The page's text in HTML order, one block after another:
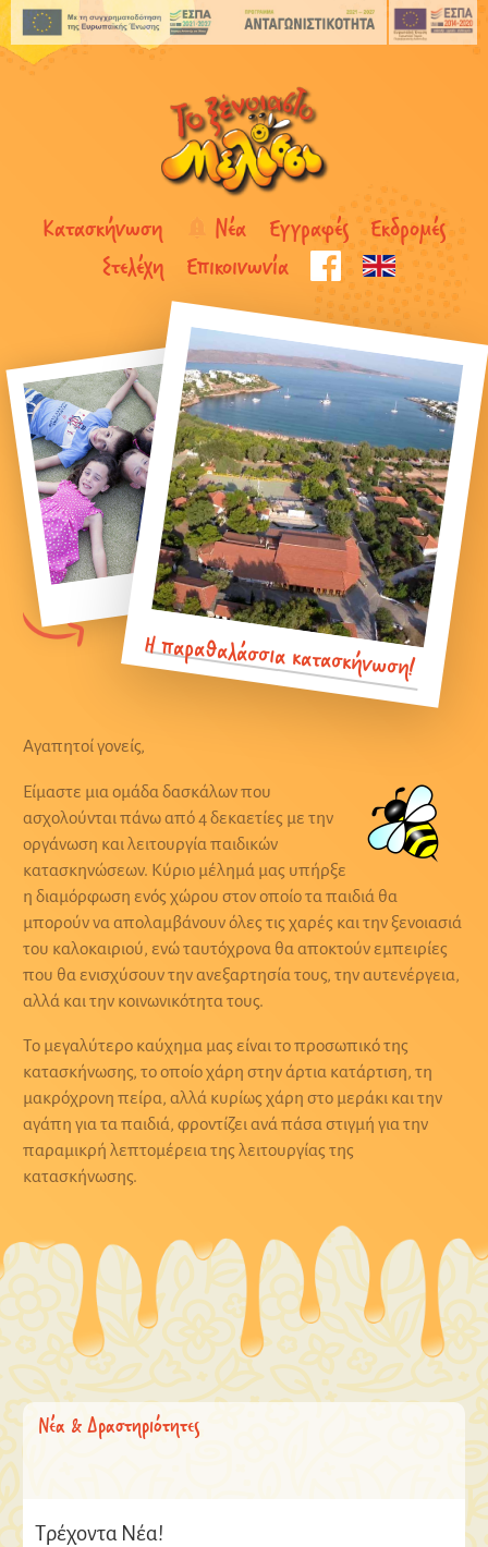
Κατασκήνωση Νέα Εγγραφές Εκδρομές
Στελέχη
Επικοινωνία
Η παραθαλάσσια κατασκήνωση!
Αγαπητοί γονείς,
Είμαστε μια ομάδα δασκάλων που
ασχολούνται πάνω από 4 δεκαετίες με την
οργάνωση και λειτουργία παιδικών
κατασκηνώσεων. Κύριο μέλημά μας υπήρξε
η διαμόρφωση ενός χώρου στον οποίο τα παιδιά θα
μπορούν να απολαμβάνουν όλες τις χαρές και την ξενοιασιά
του καλοκαιριού, ενώ ταυτόχρονα θα αποκτούν εμπειρίες
που θα ενισχύσουν την ανεξαρτησία τους, την αυτενέργεια,
αλλά και την κοινωνικότητα τους.
Το μεγαλύτερο καύχημα μας είναι το προσωπικό της
κατασκήνωσης, το οποίο χάρη στην άρτια κατάρτιση, τη
μακρόχρονη πείρα, αλλά κυρίως χάρη στο μεράκι και την
αγάπη για τα παιδιά, φροντίζει ανά πάσα στιγμή για την
παραμικρή λεπτομέρεια της λειτουργίας της
κατασκήνωσης.
Νέα & Δραστηριότητες
Τρέχοντα Νέα!